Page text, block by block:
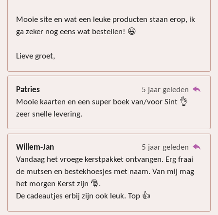
Mooie site en wat een leuke producten staan erop, ik
ga zeker nog eens wat bestellen! 😃
Lieve groet,
Patries
5 jaar geleden
Mooie kaarten en een super boek van/voor Sint 👌
zeer snelle levering.
Willem-Jan
5 jaar geleden
Vandaag het vroege kerstpakket ontvangen. Erg fraai
de mutsen en bestekhoesjes met naam. Van mij mag
het morgen Kerst zijn 🎅.
De cadeautjes erbij zijn ook leuk. Top 👍